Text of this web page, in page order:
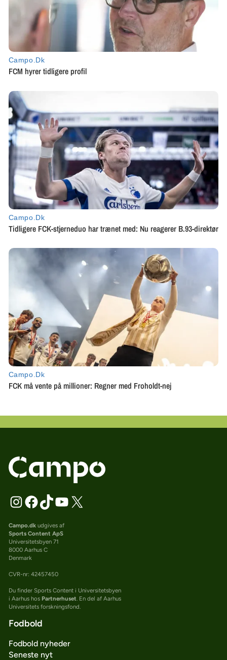
Campo.dkudgives af
Sports Content ApS
Universitetsbyen 71
8000 Aarhus C
Denmark
CVR-nr: 42457450
Du finder Sports Content i Universitetsbyen
i Aarhus hos Partnerhuset . En del af Aarhus
Universitets forskningsfond.
Fodbold
Fodbold nyheder
Seneste nyt